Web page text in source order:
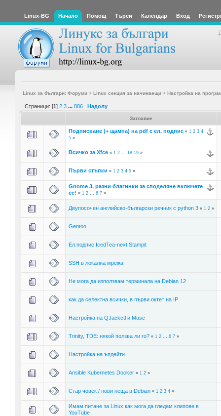
Linux-BG Начало Помощ Търси Календар Вход
Linux за българи: Форуми> Linux секция за начинаещи> Настройка на
Страници: [1] 2 3 ... 886 Надолу
Заглавие
Подписване (+ щампа) на pdf с ел. подпис « 1 2 3 4
5»
Всичко за Xfce « 1 2... 18 19»
Първи стъпки « 1 2 3 4 5»
Gnome 3, разни благинки за споделяне включете
се! « 1 2... 6 7»
Двупосочен английско-български речник с python 3 « 1 2»
Gentoo
Ел.подпис IcedTea-next Stampit
SSH в локална мрежа
Не мога да използвам терминала на Debian 12
как да селектна всички, в първи октет на IP
Настройка на QJackctl и Muse
Trinity, TDE: някой ползва ли го? « 1 2... 6 7»
Настройка на ъпдейти
Ansible Kubernetes Docker « 1 2»
Стар човек / нови неща в Debian « 1 2 3 4»
Имам питане за Linux как мога да гледам клипове в
YouTube